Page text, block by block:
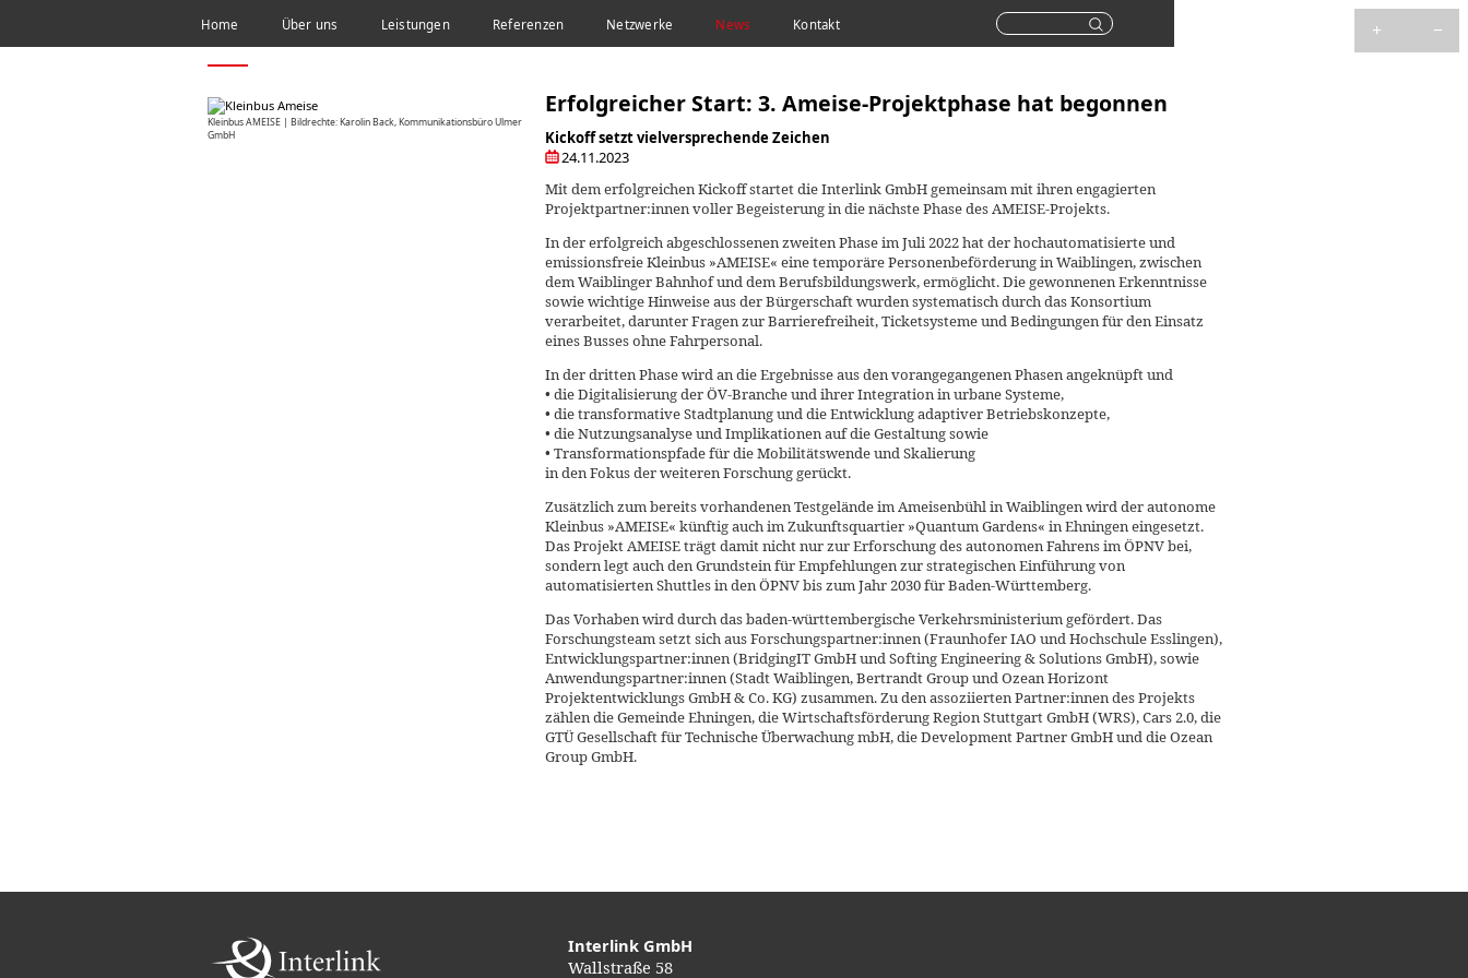
Suchen
Home Über uns Leistungen Referenzen Netzwerke News Kontakt
HOME NEWS ERFOLGREICHER START: 3. AMEISE-PROJEKTPHASE HAT BEGONNEN
Kleinbus AMEISE | Bildrechte: Karolin Back, Kommunikationsbüro Ulmer
GmbH
Erfolgreicher Start: 3. Ameise-Projektphase hat begonnen
Kickoff setzt vielversprechende Zeichen
24.11.2023
Mit dem erfolgreichen Kickoff startet die Interlink GmbH gemeinsam mit ihren engagierten
Projektpartner:innen voller Begeisterung in die nächste Phase des AMEISE-Projekts.
In der erfolgreich abgeschlossenen zweiten Phase im Juli 2022 hat der hochautomatisierte und
emissionsfreie Kleinbus »AMEISE« eine temporäre Personenbeförderung in Waiblingen, zwischen
dem Waiblinger Bahnhof und dem Berufsbildungswerk, ermöglicht. Die gewonnenen Erkenntnisse
sowie wichtige Hinweise aus der Bürgerschaft wurden systematisch durch das Konsortium
verarbeitet, darunter Fragen zur Barrierefreiheit, Ticketsysteme und Bedingungen für den Einsatz
eines Busses ohne Fahrpersonal.
In der dritten Phase wird an die Ergebnisse aus den vorangegangenen Phasen angeknüpft und
• die Digitalisierung der ÖV-Branche und ihrer Integration in urbane Systeme,
• die transformative Stadtplanung und die Entwicklung adaptiver Betriebskonzepte,
• die Nutzungsanalyse und Implikationen auf die Gestaltung sowie
• Transformationspfade für die Mobilitätswende und Skalierung
in den Fokus der weiteren Forschung gerückt.
Zusätzlich zum bereits vorhandenen Testgelände im Ameisenbühl in Waiblingen wird der autonome
Kleinbus »AMEISE« künftig auch im Zukunftsquartier »Quantum Gardens« in Ehningen eingesetzt.
Das Projekt AMEISE trägt damit nicht nur zur Erforschung des autonomen Fahrens im ÖPNV bei,
sondern legt auch den Grundstein für Empfehlungen zur strategischen Einführung von
automatisierten Shuttles in den ÖPNV bis zum Jahr 2030 für Baden-Württemberg.
Das Vorhaben wird durch das baden-württembergische Verkehrsministerium gefördert. Das
Forschungsteam setzt sich aus Forschungspartner:innen (Fraunhofer IAO und Hochschule Esslingen),
Entwicklungspartner:innen (BridgingIT GmbH und Softing Engineering & Solutions GmbH), sowie
Anwendungspartner:innen (Stadt Waiblingen, Bertrandt Group und Ozean Horizont
Projektentwicklungs GmbH & Co. KG) zusammen. Zu den assoziierten Partner:innen des Projekts
zählen die Gemeinde Ehningen, die Wirtschaftsförderung Region Stuttgart GmbH (WRS), Cars 2.0, die
GTÜ Gesellschaft für Technische Überwachung mbH, die Development Partner GmbH und die Ozean
Group GmbH.
Interlink GmbH
Wallstraße 58